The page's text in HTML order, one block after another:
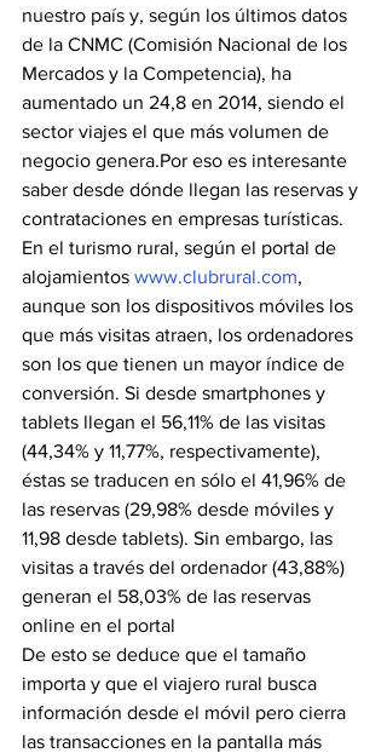
nuestro país y, según los últimos datos
de la CNMC (Comisión Nacional de los
Mercados y la Competencia), ha
aumentado un 24,8 en 2014, siendo el
sector viajes el que más volumen de
negocio genera.Por eso es interesante
saber desde dónde llegan las reservas y
contrataciones en empresas turísticas.
En el turismo rural, según el portal de
alojamientos www.clubrural.com,
aunque son los dispositivos móviles los
que más visitas atraen, los ordenadores
son los que tienen un mayor índice de
conversión. Si desde smartphones y
tablets llegan el 56,11% de las visitas
(44,34% y 11,77%, respectivamente),
éstas se traducen en sólo el 41,96% de
las reservas (29,98% desde móviles y
11,98 desde tablets). Sin embargo, las
visitas a través del ordenador (43,88%)
generan el 58,03% de las reservas
online en el portal
De esto se deduce que el tamaño
importa y que el viajero rural busca
información desde el móvil pero cierra
las transacciones en la pantalla más